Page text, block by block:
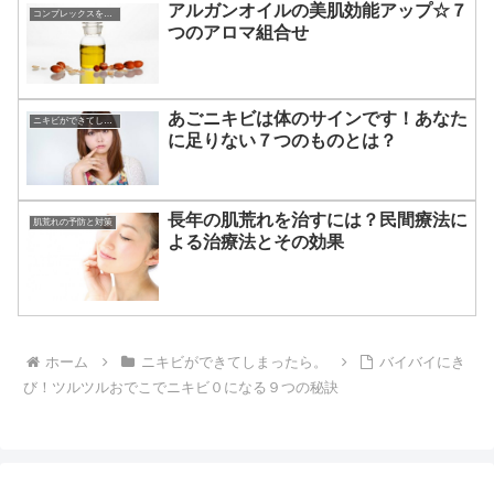
アルガンオイルの美肌効能アップ☆７
つのアロマ組合せ
ニキビができてしまったら。
あごニキビは体のサインです！あなた
に足りない７つのものとは？
肌荒れの予防と対策
長年の肌荒れを治すには？民間療法に
よる治療法とその効果
ホーム ニキビができてしまったら。
バイバイにき
び！ツルツルおでこでニキビ０になる９つの秘訣